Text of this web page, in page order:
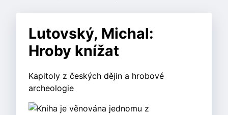
Lutovský, Michal:
Hroby knížat
Kapitoly z českých dějin a hrobové
archeologie
Kniha je věnována jednomu z